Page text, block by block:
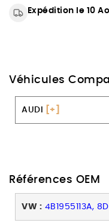
Expédition le 10
Véhicules
AUDI [+]
Références OEM
VW : 4B1955113A,